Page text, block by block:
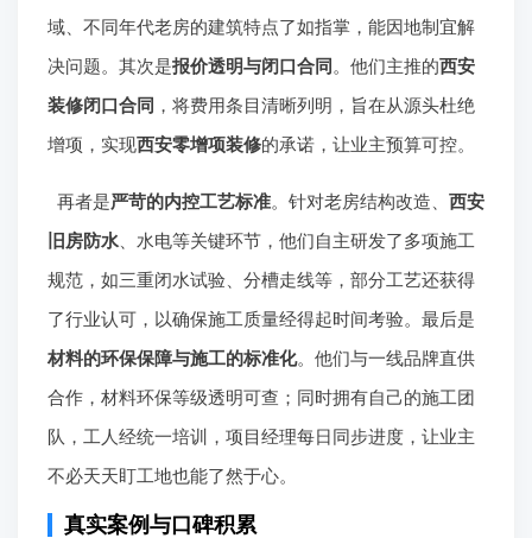
域、不同年代老房的建筑特点了如指掌，能因地制宜解
决问题。其次是报价透明与闭口合同。他们主推的西安
装修闭口合同 ，将费用条目清晰列明，旨在从源头杜绝
增项，实现西安零增项装修的承诺，让业主预算可控。
再者是严苛的内控工艺标准。针对老房结构改造、 西安
旧房防水 、水电等关键环节，他们自主研发了多项施工
规范，如三重闭水试验、分槽走线等，部分工艺还获得
了行业认可，以确保施工质量经得起时间考验。最后是
材料的环保保障与施工的标准化。他们与一线品牌直供
合作，材料环保等级透明可查；同时拥有自己的施工团
队，工人经统一培训，项目经理每日同步进度，让业主
不必天天盯工地也能了然于心。
真实案例与口碑积累